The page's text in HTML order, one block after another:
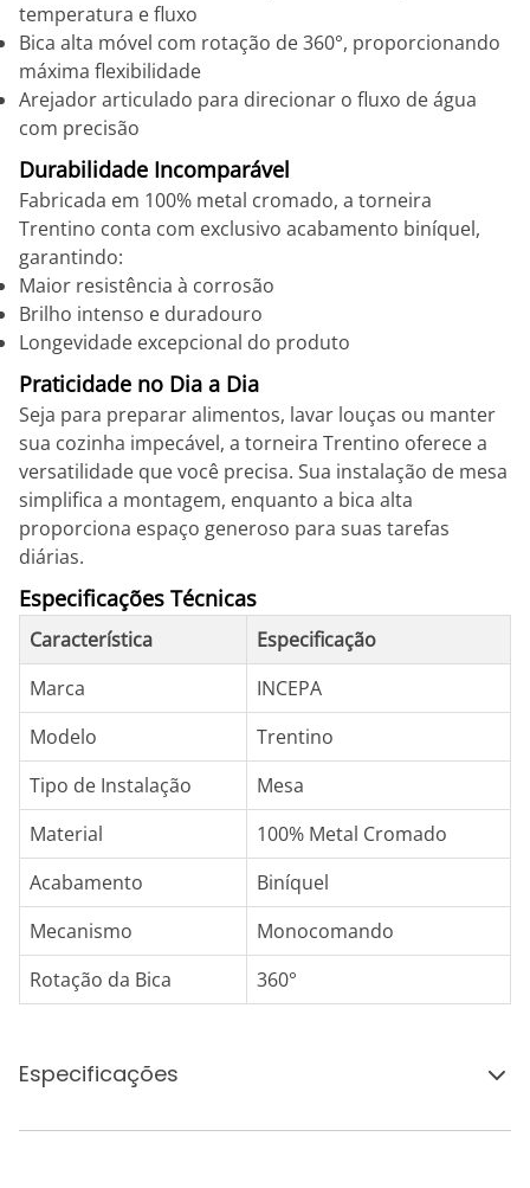
temperatura e fluxo
Bica alta móvel com rotação de 360°, proporcionando
máxima flexibilidade
Arejador articulado para direcionar o fluxo de água
com precisão
Durabilidade Incomparável
Fabricada em 100% metal cromado, a torneira
Trentino conta com exclusivo acabamento biníquel,
garantindo:
Maior resistência à corrosão
Brilho intenso e duradouro
Longevidade excepcional do produto
Praticidade no Dia a Dia
Seja para preparar alimentos, lavar louças ou manter
sua cozinha impecável, a torneira Trentino oferece a
versatilidade que você precisa. Sua instalação de mesa
simplifica a montagem, enquanto a bica alta
proporciona espaço generoso para suas tarefas
diárias.
Especificações Técnicas
Característica
Especificação
Marca
INCEPA
Modelo
Trentino
Tipo de Instalação
Mesa
Material
100% Metal Cromado
Acabamento
Biníquel
Mecanismo
Monocomando
Rotação da Bica
360°
Especificações